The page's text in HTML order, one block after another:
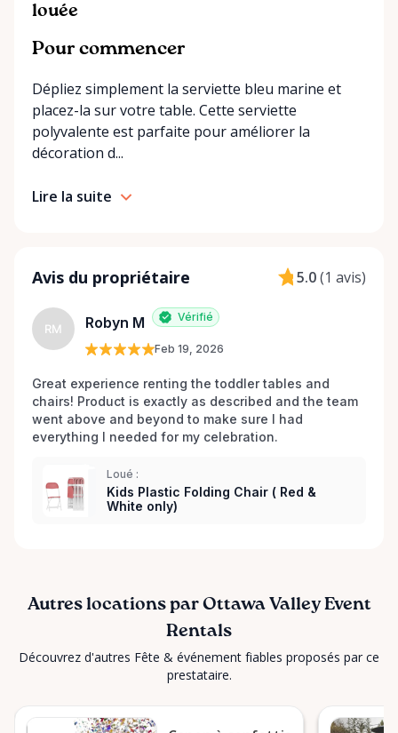
exactly what you’re looking for on our site, just
additional items or help you find the right solution
Ottawa Valley Event Rentals — helping make special
moments even better across the Ottawa Valley.
louée
Pour commencer
Dépliez simplement la serviette bleu marine et
placez-la sur votre table. Cette serviette
polyvalente est parfaite pour améliorer la
décoration d...
Lire la suite
Avis du propriétaire 5.0(1 avis)
RM Robyn M Vérifié
Feb 19, 2026
Great experience renting the toddler tables and
chairs! Product is exactly as described and the team
went above and beyond to make sure I had
everything I needed for my celebration.
Loué :
Kids Plastic Folding Chair ( Red &
White only)
Autres locations par Ottawa Valley Event
Rentals
Découvrez d'autres Fête & événement fiables proposés par ce
prestataire.